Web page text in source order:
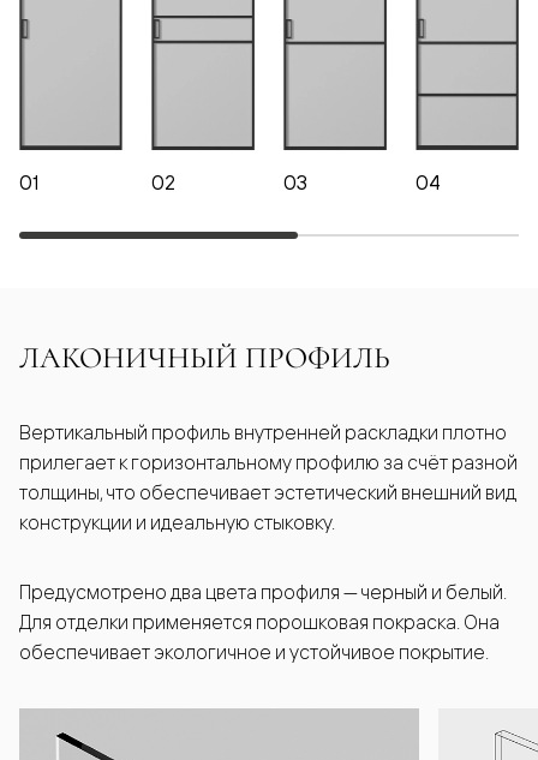
01 02 03 04
ЛАКОНИЧНЫЙ ПРОФИЛЬ
Вертикальный профиль внутренней раскладки плотно
прилегает к горизонтальному профилю за счёт разной
толщины, что обеспечивает эстетический внешний вид
конструкции и идеальную стыковку.
Предусмотрено два цвета профиля — черный и белый.
Для отделки применяется порошковая покраска. Она
обеспечивает экологичное и устойчивое покрытие.